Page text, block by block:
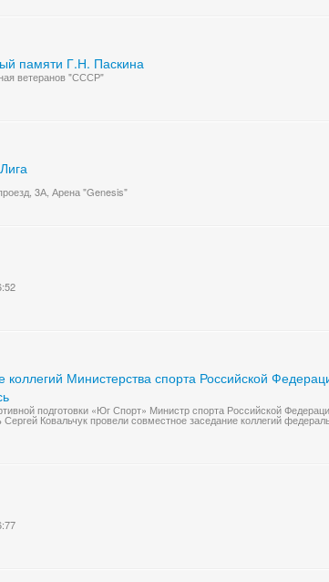
памяти Г.Н. Паскина
ветеранов "СССР"
3А, Арена "Genesis"
Министерства спорта Российской
подготовки «Юг Спорт» Министр спорта Российской
Ковальчук провели совместное заседание коллегий